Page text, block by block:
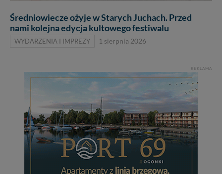
Średniowiecze ożyje w Starych Juchach. Przed
nami kolejna edycja kultowego festiwalu
WYDARZENIA I IMPREZY 1 sierpnia 2026
REKLAMA